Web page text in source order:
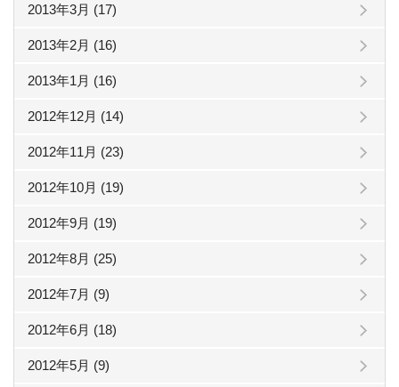
2013年3月 (17)
2013年2月 (16)
2013年1月 (16)
2012年12月 (14)
2012年11月 (23)
2012年10月 (19)
2012年9月 (19)
2012年8月 (25)
2012年7月 (9)
2012年6月 (18)
2012年5月 (9)